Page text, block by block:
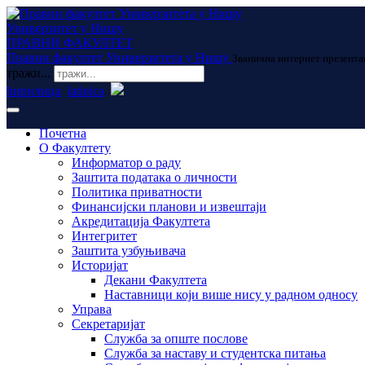
Универзитет у Нишу
ПРАВНИ ФАКУЛТЕТ
Правни факултет Универзитета у Нишу Званична интернет
тражи...
ћирилица latinica
Почетна
О Факултету
Информатор о раду
Заштита података о личности
Политика приватности
Финансијски планови и извештаји
Акредитација Факултета
Интегритет
Заштита узбуњивача
Историјат
Декани Факултета
Наставници који више нису у радном односу
Управа
Секретаријат
Служба за опште послове
Служба за наставу и студентска питања